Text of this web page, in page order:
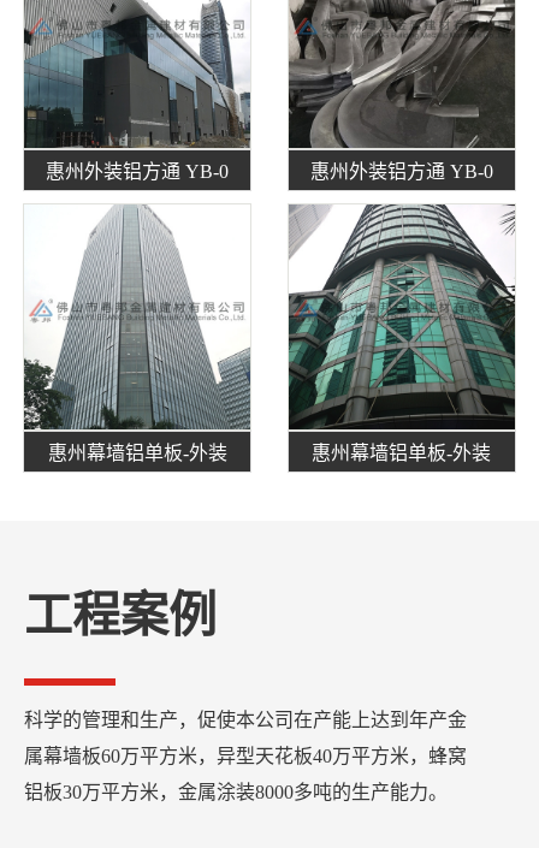
惠州外装铝方通 YB-0 惠州外装铝方通 YB-0
惠州幕墙铝单板-外装 惠州幕墙铝单板-外装
工程案例
科学的管理和生产，促使本公司在产能上达到年产金
属幕墙板60万平方米，异型天花板40万平方米，蜂窝
铝板30万平方米，金属涂装8000多吨的生产能力。